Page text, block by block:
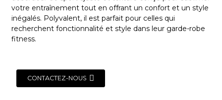
votre entraînement tout en offrant un confort et un style
inégalés. Polyvalent, il est parfait pour celles qui
recherchent fonctionnalité et style dans leur garde-robe
fitness.
CONTACTEZ-NOUS